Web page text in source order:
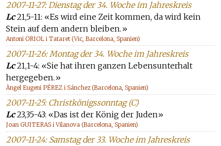
2007-11-27: Dienstag der 34. Woche im Jahreskreis
Lc21,5-11: «Es wird eine Zeit kommen, da wird kein
Stein auf dem andern bleiben.»
Antoni ORIOL i Tataret (Vic, Barcelona, Spanien)
2007-11-26: Montag der 34. Woche im Jahreskreis
Lc21,1-4: «Sie hat ihren ganzen Lebensunterhalt
hergegeben.»
Àngel Eugeni PÉREZ i Sánchez (Barcelona, Spanien)
2007-11-25: Christkönigssonntag (C)
Lc23,35-43: «Das ist der König der Juden»
Joan GUITERAS i Vilanova (Barcelona, Spanien)
2007-11-24: Samstag der 33. Woche im Jahreskreis